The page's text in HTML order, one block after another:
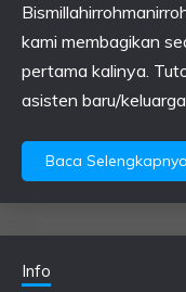
kami membagikan
pertama kalinya.
asisten baru/
Baca Selengkapnya
Info